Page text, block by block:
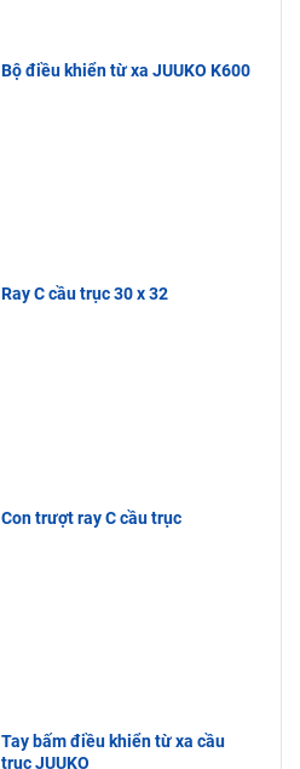
Phương
dài.
Bộ điều khiển từ xa JUUKO K600
Ray C cầu trục 30 x 32
Con trượt ray C cầu trục
Tay bấm điều khiển từ xa cầu
trục JUUKO